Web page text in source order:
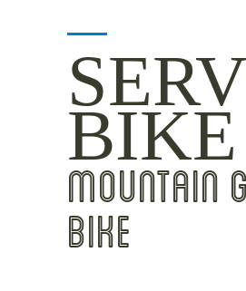
BIKE
MOUNTAIN
BIKE